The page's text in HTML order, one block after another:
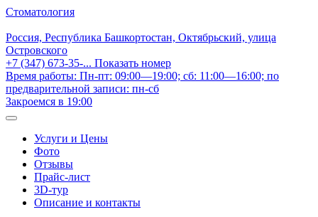
Стоматология
Россия, Республика Башкортостан, Октябрьский, улица
Островского
+7 (347) 673-35-... Показать номер
Время работы: Пн-пт: 09:00—19:00; сб: 11:00—16:00; по
предварительной записи: пн-сб
Закроемся в 19:00
Услуги и Цены
Фото
Отзывы
Прайс-лист
3D-тур
Описание и контакты